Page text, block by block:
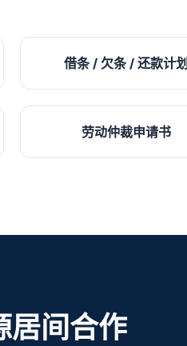
借条 / 欠条 / 还款计划
劳动仲裁申请书
居间合作